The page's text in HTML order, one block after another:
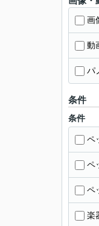
画
動
パ
条件
条件
ペ
ペ
ペ
楽